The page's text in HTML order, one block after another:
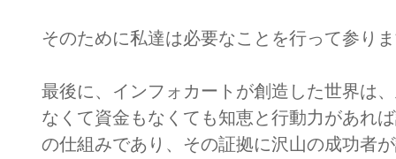
そのために私達は必要なことを行って参り
最後に、インフォカートが創造した世界は
なくて資金もなくても知恵と行動力があれ
の仕組みであり、その証拠に沢山の成功者